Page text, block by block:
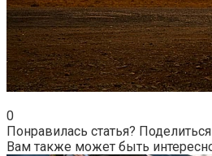
0
Понравилась статья?
Вам также может быть